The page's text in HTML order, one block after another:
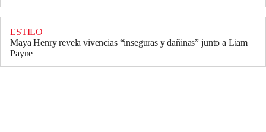
ESTILO
Maya Henry revela vivencias “inseguras y dañinas” junto a Liam
Payne